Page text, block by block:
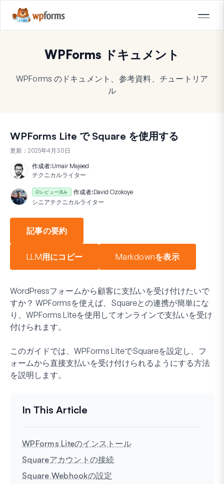
WPForms ドキュメント
WPForms のドキュメント、参考資料、チュートリア
ル
WPForms Lite で Square を使用する
更新： 2025年4月30日
作成者:Umair Majeed
テクニカルライター
レビュー済み 作成者:David Ozokoye
シニアテクニカルライター
記事の要約
LLM用にコピー Markdownを表示
WordPressフォームから顧客に支払いを受け付けたいで
すか？ WPFormsを使えば、Squareとの連携が簡単にな
り、WPForms Liteを使用してオンラインで支払いを受け
付けられます。
このガイドでは、WPForms LiteでSquareを設定し、フ
ォームから直接支払いを受け付けられるようにする方法
を説明します。
WPForms Liteのインストール
Squareアカウントの接続
Square Webhookの設定